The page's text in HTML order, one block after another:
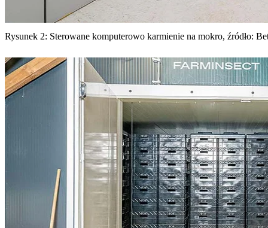
Rysunek 2: Sterowane komputerowo karmienie na mokro, źródło: